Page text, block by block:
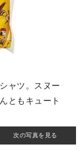
次の写真を見る
ャツ。スヌー
ともキュート